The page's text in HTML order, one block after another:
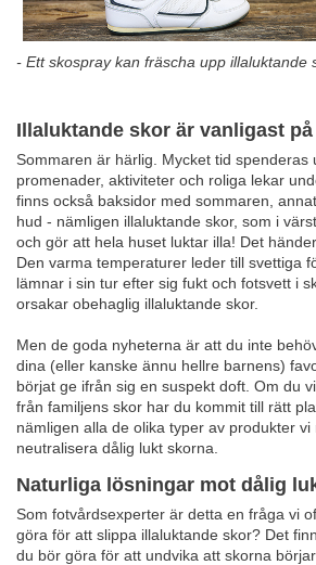
- Ett skospray kan fräscha upp illaluktande
Illaluktande skor är vanligast
Sommaren är härlig. Mycket tid spenderas
promenader, aktiviteter och roliga lekar
finns också baksidor med sommaren,
hud - nämligen illaluktande skor, som i
och gör att hela huset luktar illa! Det
Den varma temperaturer leder till svettiga
lämnar i sin tur efter sig fukt och fotsvett i
orsakar obehaglig illaluktande skor.
Men de goda nyheterna är att du inte
dina (eller kanske ännu hellre barnens)
börjat ge ifrån sig en suspekt doft. Om du
från familjens skor har du kommit till rätt
nämligen alla de olika typer av produkter
neutralisera dålig lukt skorna.
Naturliga lösningar mot dålig
Som fotvårdsexperter är detta en fråga vi
göra för att slippa illaluktande skor? Det
du bör göra för att undvika att skorna